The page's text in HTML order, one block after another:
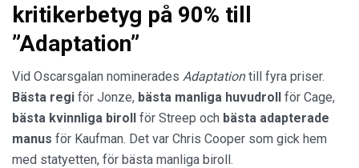
kritikerbetyg på 90% till
”Adaptation”
Vid Oscarsgalan nominerades Adaptationtill fyra priser.
Bästa regi för Jonze, bästa manliga huvudroll för Cage,
bästa kvinnliga biroll för Streep och bästa adapterade
manus för Kaufman. Det var Chris Cooper som gick hem
med statyetten, för bästa manliga biroll.